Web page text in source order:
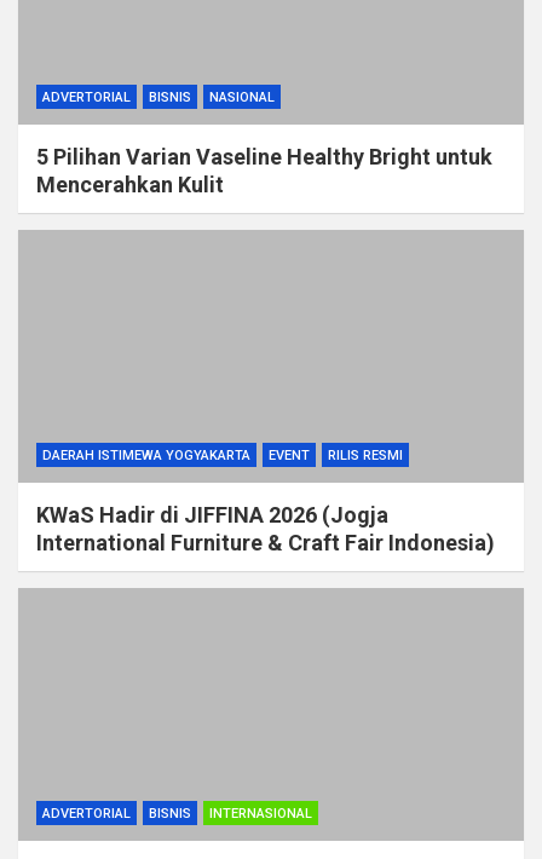
ADVERTORIAL BISNIS NASIONAL
5 Pilihan Varian Vaseline Healthy Bright untuk
Mencerahkan Kulit
DAERAH ISTIMEWA YOGYAKARTA EVENT RILIS RESMI
KWaS Hadir di JIFFINA 2026 (Jogja
International Furniture & Craft Fair Indonesia)
ADVERTORIAL BISNIS INTERNASIONAL